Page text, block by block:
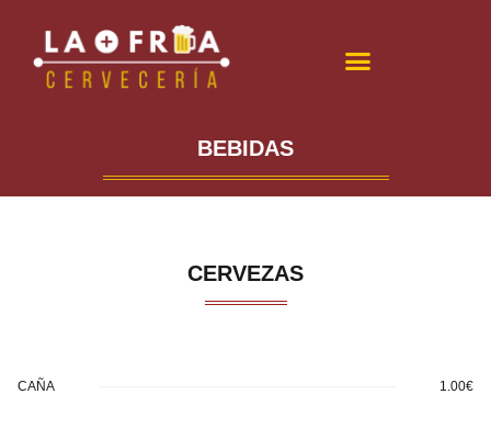
BEBIDAS
CERVEZAS
CAÑA 1.00€